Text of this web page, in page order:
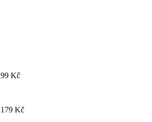
99 Kč
179 Kč